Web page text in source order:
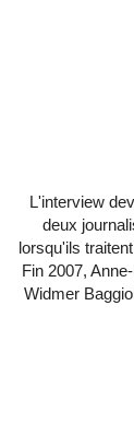
L'interview
deux
lorsqu'ils
Fin 2007,
Widmer